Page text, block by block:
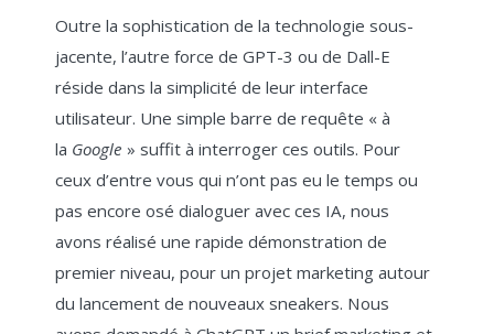
Outre la sophistication de la technologie sous-
jacente, l’autre force de GPT-3 ou de Dall-E
réside dans la simplicité de leur interface
utilisateur. Une simple barre de requête « à
la Google » suffit à interroger ces outils. Pour
ceux d’entre vous qui n’ont pas eu le temps ou
pas encore osé dialoguer avec ces IA, nous
avons réalisé une rapide démonstration de
premier niveau, pour un projet marketing autour
du lancement de nouveaux sneakers. Nous